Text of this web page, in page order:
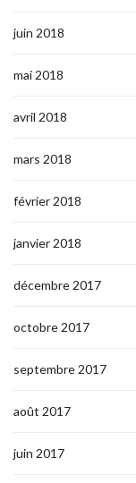
juin 2018
mai 2018
avril 2018
mars 2018
février 2018
janvier 2018
décembre 2017
octobre 2017
septembre 2017
août 2017
juin 2017